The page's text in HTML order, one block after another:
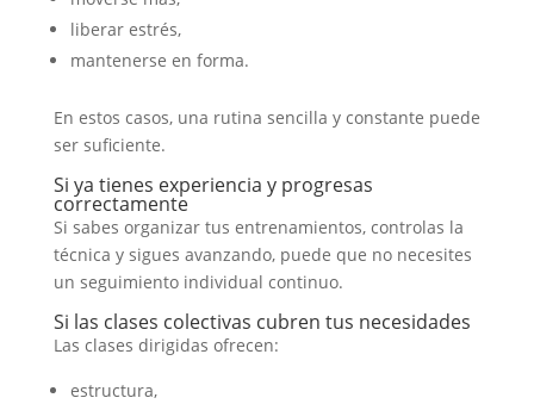
liberar estrés,
mantenerse en forma.
En estos casos, una rutina sencilla y constante puede
ser suficiente.
Si ya tienes experiencia y progresas
correctamente
Si sabes organizar tus entrenamientos, controlas la
técnica y sigues avanzando, puede que no necesites
un seguimiento individual continuo.
Si las clases colectivas cubren tus necesidades
Las clases dirigidas ofrecen:
estructura,